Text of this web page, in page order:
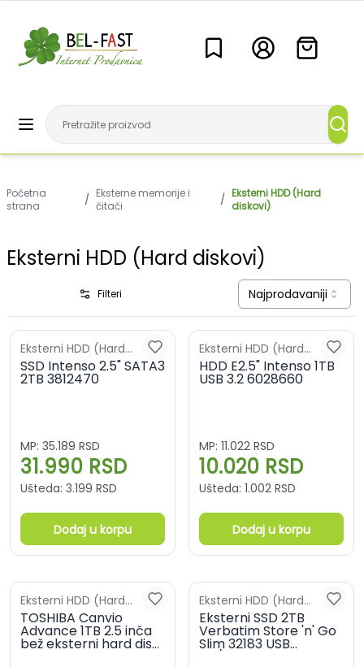
Početna
strana
/ Eksterne memorije i
čitači
/ Eksterni HDD (Hard
diskovi)
Eksterni HDD (Hard diskovi)
Filteri Najprodavaniji
Eksterni HDD (Hard
diskovi)
SSD Intenso 2.5" SATA3
2TB 3812470
MP: 35.189 RSD
31.990 RSD
Ušteda: 3.199 RSD
Dodaj u korpu
Eksterni HDD (Hard
diskovi)
HDD E2.5" Intenso 1TB
USB 3.2 6028660
MP: 11.022 RSD
10.020 RSD
Ušteda: 1.002 RSD
Dodaj u korpu
Eksterni HDD (Hard
diskovi)
TOSHIBA Canvio
Advance 1TB 2.5 inča
bež eksterni hard disk
Eksterni HDD (Hard
diskovi)
Eksterni SSD 2TB
Verbatim Store 'n' Go
Slim 32183 USB
3.2/USB-C